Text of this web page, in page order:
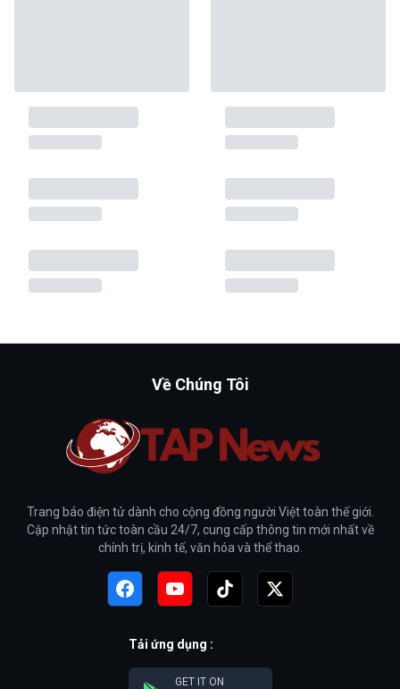
Về Chúng Tôi
Trang báo điện tử dành cho cộng đồng người Việt toàn thế giới.
Cập nhật tin tức toàn cầu 24/7, cung cấp thông tin mới nhất về
chính trị, kinh tế, văn hóa và thể thao.
Tải ứng dụng :
GET IT ON